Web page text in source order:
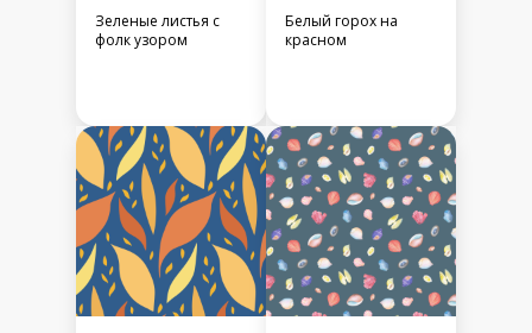
Зеленые листья с
фолк узором
Белый горох на
красном